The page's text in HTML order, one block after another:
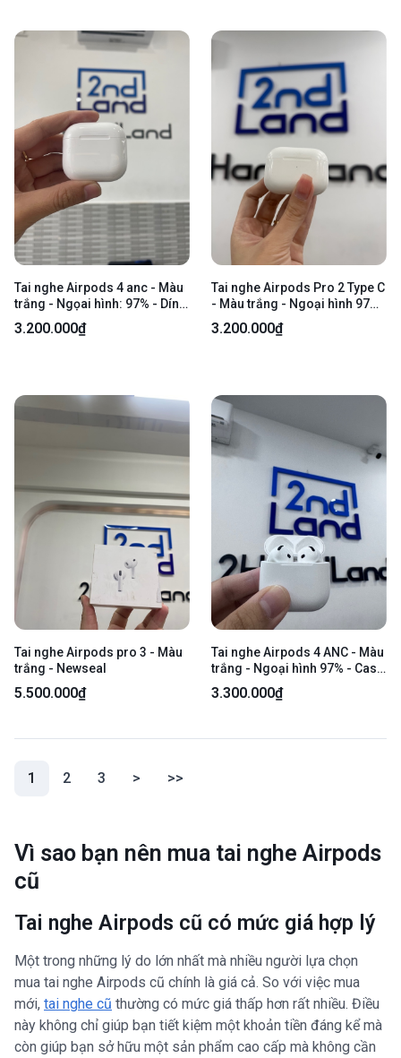
Tai nghe Airpods 4 anc - Màu
trắng - Ngọai hình: 97% - Dính
keo - Box
3.200.000₫
Tai nghe Airpods Pro 2 Type C
- Màu trắng - Ngoại hình 97%
- case trầy , trầy nhiều, hai tai
cấn , trầy - Body
3.200.000₫
Tai nghe Airpods pro 3 - Màu
trắng - Newseal
5.500.000₫
Tai nghe Airpods 4 ANC - Màu
trắng - Ngoại hình 97% - Case
hằn ốp, tai trái cấn nhiều -
Body
3.300.000₫
1 (current)
2 3 > >>
Vì sao bạn nên mua tai nghe Airpods
cũ
Tai nghe Airpods cũ có mức giá hợp lý
Một trong những lý do lớn nhất mà nhiều người lựa chọn
mua tai nghe Airpods cũ chính là giá cả. So với việc mua
mới, tai nghe cũ thường có mức giá thấp hơn rất nhiều. Điều
này không chỉ giúp bạn tiết kiệm một khoản tiền đáng kể mà
còn giúp bạn sở hữu một sản phẩm cao cấp mà không cần